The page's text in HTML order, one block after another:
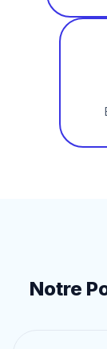
Notre